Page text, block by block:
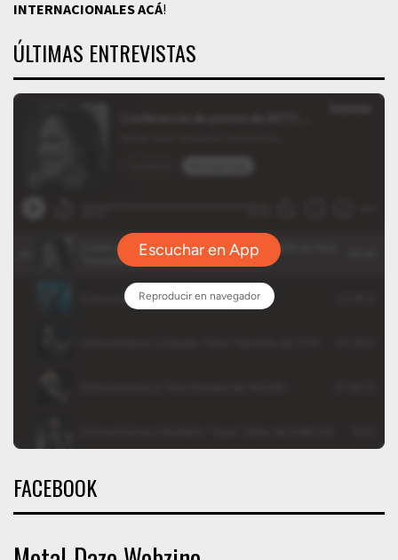
INTERNACIONALESACÁ!
ÚLTIMAS ENTREVISTAS
FACEBOOK